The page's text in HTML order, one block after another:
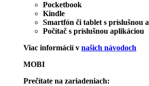
Pocketbook
Kindle
Smartfón či tablet s príslušnou
Počítač s príslušnou aplikáciou
Viac informácií v našich návodoch
MOBI
Prečítate na zariadeniach: